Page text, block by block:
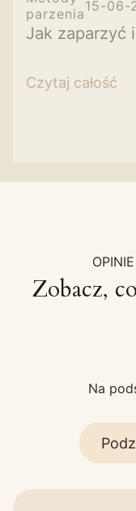
parzenia15-06-
Jak zaparzyć
Czytaj całość
Zobacz,
Na